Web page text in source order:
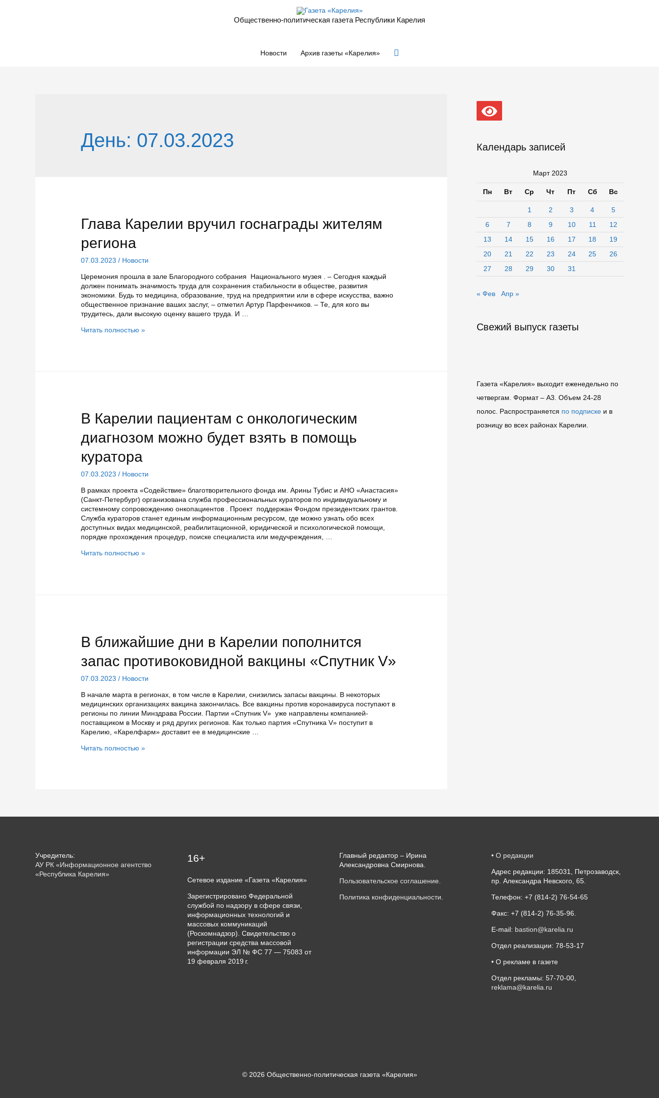
Общественно-политическая газета Республики Карелия
Новости Архив газеты «Карелия» Поиск
День: 07.03.2023
Глава Карелии вручил госнаграды жителям
региона
07.03.2023 / Новости
Церемония прошла в зале Благородного собрания Национального музея . – Сегодня каждый
должен понимать значимость труда для сохранения стабильности в обществе, развития
экономики. Будь то медицина, образование, труд на предприятии или в сфере искусства, важно
общественное признание ваших заслуг, – отметил Артур Парфенчиков. – Те, для кого вы
трудитесь, дали высокую оценку вашего труда. И …
Глава
Читать полностью »
В Карелии пациентам с онкологическим
диагнозом можно будет взять в помощь
куратора
07.03.2023 / Новости
В рамках проекта «Содействие» благотворительного фонда им. Арины Тубис и АНО «Анастасия»
(Санкт-Петербург) организована служба профессиональных кураторов по индивидуальному и
системному сопровождению онкопациентов . Проект поддержан Фондом президентских грантов.
Служба кураторов станет единым информационным ресурсом, где можно узнать обо всех
доступных видах медицинской, реабилитационной, юридической и психологической помощи,
порядке прохождения процедур, поиске специалиста или медучреждения, …
В
в
помощь
Читать полностью »
В ближайшие дни в Карелии пополнится
запас противоковидной вакцины «Спутник V»
07.03.2023 / Новости
В начале марта в регионах, в том числе в Карелии, снизились запасы вакцины. В некоторых
медицинских организациях вакцина закончилась. Все вакцины против коронавируса поступают в
регионы по линии Минздрава России. Партии «Спутник V» уже направлены компанией-
поставщиком в Москву и ряд других регионов. Как только партия «Спутника V» поступит в
Карелию, «Карелфарм» доставит ее в медицинские …
В
Читать полностью »
Календарь записей
Март 2023
Пн Вт Ср Чт Пт Сб Вс
1 2 3 4
5
6
7 8 9 10 11
12
13
14 15 16 17 18
19
20
21 22 23 24 25
26
27
28 29 30 31
« Фев Апр »
Свежий выпуск газеты
Газета «Карелия» выходит еженедельно по
четвергам. Формат – A3. Объем 24-28
полос. Распространяется по подписке и в
розницу во всех районах Карелии.
Учредитель:
АУ РК «Информационное агентство
«Республика Карелия»
16+
Сетевое издание «Газета «Карелия»
Зарегистрировано Федеральной
службой по надзору в сфере связи,
информационных технологий и
массовых коммуникаций
(Роскомнадзор). Свидетельство о
регистрации средства массовой
информации ЭЛ № ФС 77 — 75083 от
19 февраля 2019 г.
Главный редактор – Ирина
Александровна Смирнова.
Пользовательское соглашение.
Политика конфиденциальности.
• О редакции
Адрес редакции: 185031, Петрозаводск,
пр. Александра Невского, 65.
Телефон: +7 (814-2) 76-54-65
Факс: +7 (814-2) 76-35-96.
E-mail: bastion@karelia.ru
Отдел реализации: 78-53-17
• О рекламе в газете
Отдел рекламы: 57-70-00,
reklama@karelia.ru
© 2026 Общественно-политическая газета «Карелия»